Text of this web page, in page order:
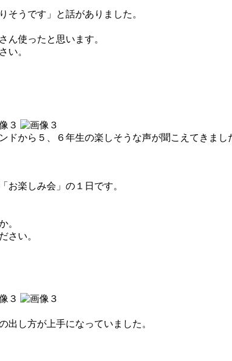
そうです」と話がありました。
ん使ったと思います。
い。
ドから５、６年生の楽しそうな声が聞こえてきまし
お楽しみ会」の１日です。
。
さい。
出し方が上手になっていました。